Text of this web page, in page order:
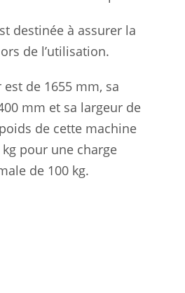
destinée à assurer la
de l’utilisation.
est de 1655 mm, sa
mm et sa largeur de
de cette machine
kg pour une charge
de 100 kg.